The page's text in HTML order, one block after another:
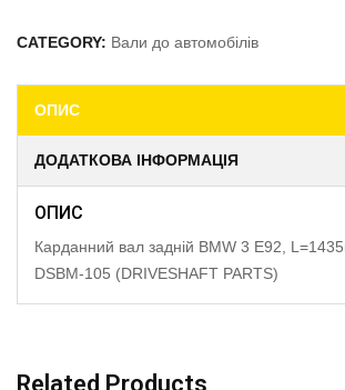
CATEGORY: Вали до автомобілів
ОПИС
ДОДАТКОВА ІНФОРМАЦІЯ
ОПИС
Карданний вал задній BMW 3 E92,
DSBM-105 (DRIVESHAFT PARTS)
Related Products